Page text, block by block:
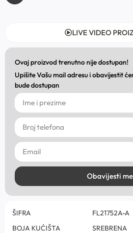
LIVE VIDEO
Ovaj proizvod trenutno nije dostupan!
Upišite Vašu mail adresu i obavijestit
bude dostupan
Obavijesti me
ŠIFRA
FL21752A-A
BOJA KUĆIŠTA
SREBRENA